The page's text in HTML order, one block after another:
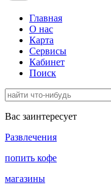
Главная
О нас
Карта
Сервисы
Кабинет
Поиск
Вас заинтересует
Развлечения
попить кофе
магазины